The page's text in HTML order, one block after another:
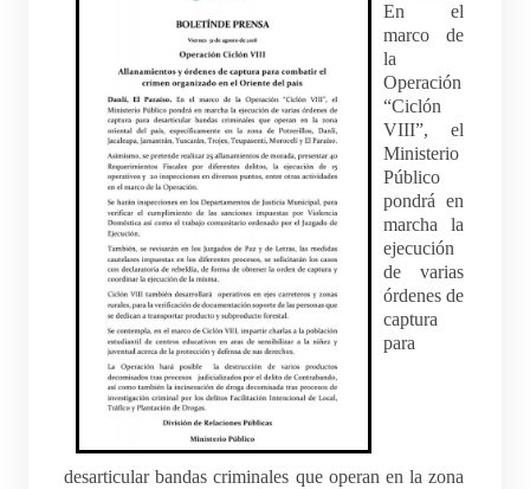
En el
marco de
la
Operación
“Ciclón
VIII”, el
Ministerio
Público
pondrá en
marcha la
ejecución
de varias
órdenes de
captura
para
desarticular bandas criminales que operan en la zona